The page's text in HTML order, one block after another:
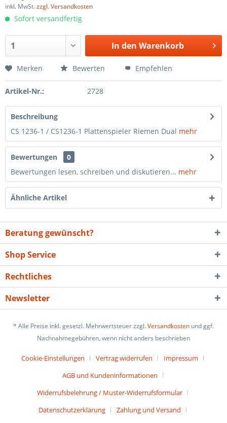
inkl. MwSt.zzgl. Versandkosten
Sofort versandfertig
In den Warenkorb
Merken Bewerten Empfehlen
Artikel-Nr.: 2728
Beschreibung
CS 1236-1 / CS1236-1 Plattenspieler Riemen Dual mehr
Bewertungen
0
Bewertungen lesen, schreiben und diskutieren... mehr
Ähnliche Artikel
Beratung gewünscht?
Shop Service
Rechtliches
Newsletter
* Alle Preise inkl. gesetzl. Mehrwertsteuer zzgl.Versandkosten und ggf.
Nachnahmegebühren, wenn nicht anders beschrieben
Cookie-Einstellungen Vertrag widerrufen
Impressum
AGB und Kundeninformationen
Widerrufsbelehrung / Muster-Widerrufsformular
Datenschutzerklärung
Zahlung und Versand